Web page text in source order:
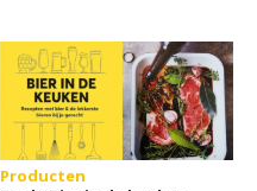
Producten